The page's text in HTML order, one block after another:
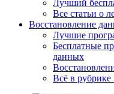
Лучший
Все статьи о
Восстановление
Лучшие
Бесплатные
данных
Всё в рубрике